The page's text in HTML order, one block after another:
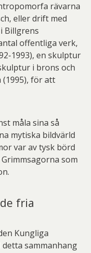
rävarna
eller drift med
Billgrens
offentliga verk,
1993), en skulptur
i brons och
för att
måla sina så
mytiska bildvärld
var av tysk börd
som
fria
Kungliga
sammanhang